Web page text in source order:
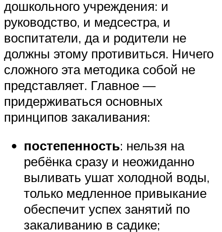
дошкольного учреждения: и
руководство, и медсестра, и
воспитатели, да и родители не
должны этому противиться. Ничего
сложного эта методика собой не
представляет. Главное —
придерживаться основных
принципов закаливания:
постепенность: нельзя на
ребёнка сразу и неожиданно
выливать ушат холодной воды,
только медленное привыкание
обеспечит успех занятий по
закаливанию в садике;